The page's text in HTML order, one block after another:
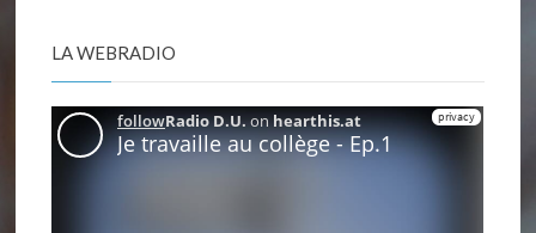
LA WEBRADIO